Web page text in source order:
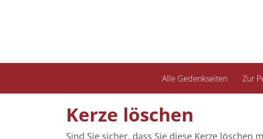
Alle Gedenkseiten Zur
Kerze löschen
Sind Sie sicher, dass Sie diese Kerze löschen